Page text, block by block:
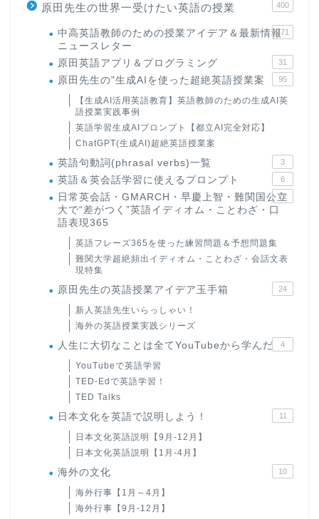
原田先生の世界一受けたい英語の授業 400
中高英語教師のための授業アイデア＆最新情報
ニュースレター
171
原田英語アプリ＆プログラミング 31
原田先生の"生成AIを使った超絶英語授業案 95
【生成AI活用英語教育】英語教師のための生成AI英
語授業実践事例
英語学習生成AIプロンプト【都立AI完全対応】
ChatGPT(生成AI)超絶英語授業案
英語句動詞(phrasal verbs)一覧 3
英語＆英会話学習に使えるプロンプト 6
日常英会話・GMARCH・早慶上智・難関国公立
大で“差がつく”英語イディオム・ことわざ・口
語表現365
22
英語フレーズ365を使った練習問題＆予想問題集
難関大学超絶頻出イディオム・ことわざ・会話文表
現特集
原田先生の英語授業アイデア玉手箱 24
新人英語先生いらっしゃい！
海外の英語授業実践シリーズ
人生に大切なことは全てYouTubeから学んだ 4
YouTubeで英語学習
TED-Edで英語学習！
TED Talks
日本文化を英語で説明しよう！ 11
日本文化英語説明【9月-12月】
日本文化英語説明【1月-4月】
海外の文化 10
海外行事【1月～4月】
海外行事【9月-12月】